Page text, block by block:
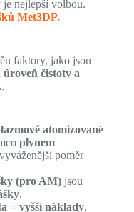
je nejlepší volbou.
Met3DP.
faktory, jako jsou
čistoty a
.
atomizované
plynem
poměr
(pro AM)jsou
.
= vyšší náklady.